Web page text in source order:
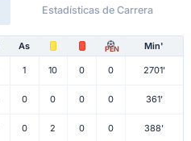
Estadísticas de Carrera
As PEN Min'
1 10 0 0 2701'
0 0 0 0 361'
0 2 0 0 388'